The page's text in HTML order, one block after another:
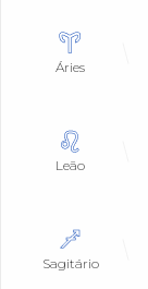
Áries
Leão
Sagitário